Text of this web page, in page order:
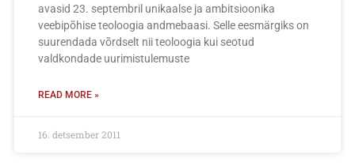
avasid 23. septembril unikaalse ja ambitsioonika
veebipõhise teoloogia andmebaasi. Selle eesmärgiks on
suurendada võrdselt nii teoloogia kui seotud
valdkondade uurimistulemuste
READ MORE »
16. detsember 2011